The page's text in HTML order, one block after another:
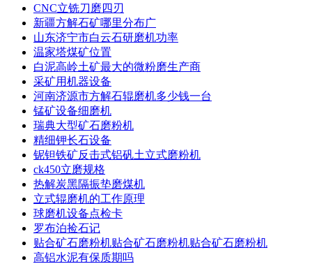
CNC立铣刀磨四刃
新疆方解石矿哪里分布广
山东济宁市白云石研磨机功率
温家塔煤矿位置
白泥高岭土矿最大的微粉磨生产商
采矿用机器设备
河南济源市方解石辊磨机多少钱一台
锰矿设备细磨机
瑞典大型矿石磨粉机
精细钾长石设备
铌钽铁矿反击式铝矾土立式磨粉机
ck450立磨规格
热解炭黑隔振垫磨煤机
立式辊磨机的工作原理
球磨机设备点检卡
罗布泊捡石记
贴合矿石磨粉机贴合矿石磨粉机贴合矿石磨粉机
高铝水泥有保质期吗